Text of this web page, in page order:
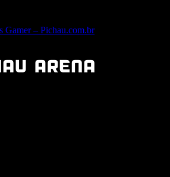
Gamer – Pichau.com.br